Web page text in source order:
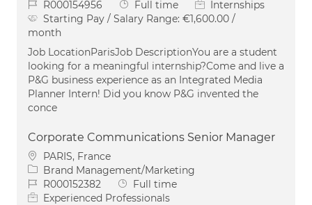
Job IdR000154956 Job Type
Full time
Internships
Starting Pay / Salary Range: €1,600.00 /
month
Job LocationParisJob DescriptionYou are a student
looking for a meaningful internship?Come and live a
P&G business experience as an Integrated Media
Planner Intern! Did you know P&G invented the
conce
Corporate Communications Senior Manager
Location
PARIS, France
Category
Brand Management/Marketing
Job IdR000152382 Job Type
Full time
Experienced Professionals